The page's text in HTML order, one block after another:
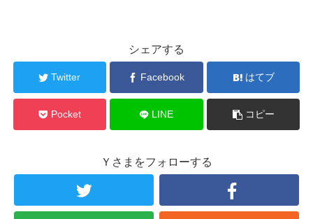
シェアする
Twitter Facebook はてブ
Pocket LINE コピー
Ｙさまをフォローする